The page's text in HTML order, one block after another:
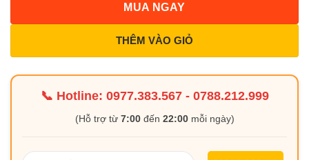
THÊM VÀO GIỎ
MUA NGAY
📞 Hotline: 0977.383.567- 0788.212.999
(Hỗ trợ từ 7:00đến 22:00mỗi ngày)